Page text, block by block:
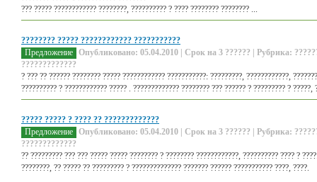
??? ????? ???????????? ????????, ?????????? ? ???? ???????? ???????? ...
???????? ????? ???????????? ???????????
Предложение Опубликовано: 05.04.2010 | Срок на 3 ?????? | Рубрика:
?????????????
? ??? ?? ?????? ???????? ????? ???????????? ???????????: ?????????, ????????????,
?????????? ? ???????????? ????? . ????????????? ???????? ??? ?????? ? ????????? ?
????? ????? ? ???? ?? ?????????????
Предложение Опубликовано: 05.04.2010 | Срок на 3 ?????? | Рубрика:
?????????????
?? ????????? ??? ??? ????? ????? ???????? ? ???????? ????????????, ?????????? ???? ?
????????, ?? ????? ?? ????????? ? ?????????????? ??????? ?????? ??????????? ????, ????.